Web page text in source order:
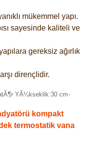
mükemmel yapı.
sayesinde kaliteli ve
gereksiz ağırlık
dirençlidir.
kompakt
termostatik vana